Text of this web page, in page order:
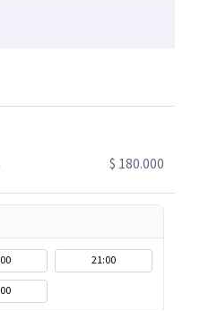
En terapia trabajaremos
personales, fortalecer
hoy te genera malestar.
y también terapia online,
es
viviendo, estaré
este camino hacia tu
$ 180.000
21:00